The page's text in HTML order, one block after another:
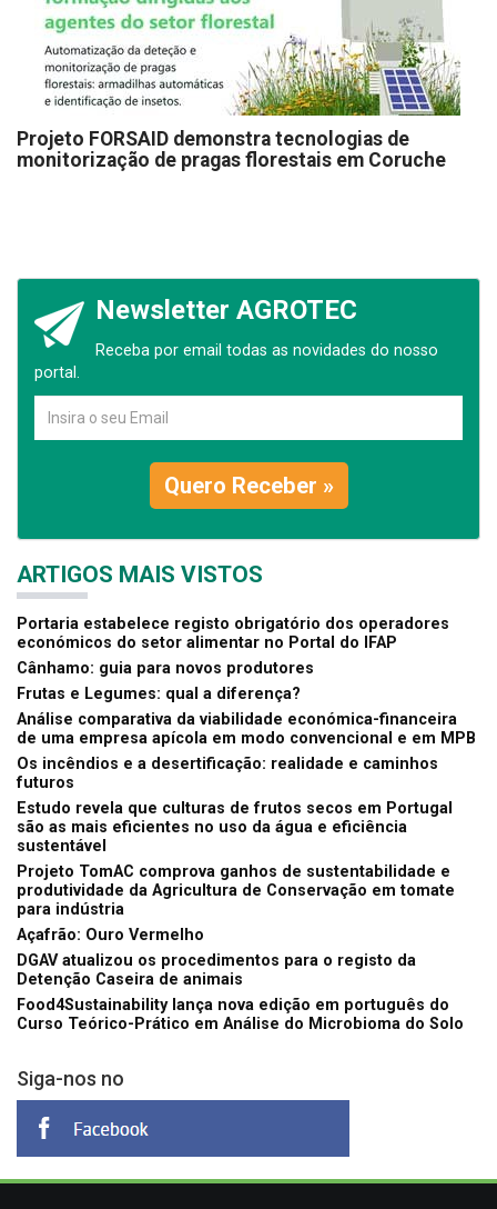
Projeto FORSAID demonstra tecnologias de
monitorização de pragas florestais em Coruche
Newsletter AGROTEC
Receba por email todas as novidades do nosso
portal.
Quero Receber »
ARTIGOS MAIS VISTOS
Portaria estabelece registo obrigatório dos operadores
económicos do setor alimentar no Portal do IFAP
Cânhamo: guia para novos produtores
Frutas e Legumes: qual a diferença?
Análise comparativa da viabilidade económica-financeira
de uma empresa apícola em modo convencional e em MPB
Os incêndios e a desertificação: realidade e caminhos
futuros
Estudo revela que culturas de frutos secos em Portugal
são as mais eficientes no uso da água e eficiência
sustentável
Projeto TomAC comprova ganhos de sustentabilidade e
produtividade da Agricultura de Conservação em tomate
para indústria
Açafrão: Ouro Vermelho
DGAV atualizou os procedimentos para o registo da
Detenção Caseira de animais
Food4Sustainability lança nova edição em português do
Curso Teórico-Prático em Análise do Microbioma do Solo
Siga-nos no